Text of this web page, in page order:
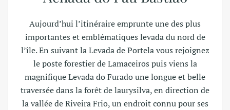
Aujourd’hui l’itinéraire emprunte une des plus
importantes et emblématiques levada du nord de
l’île. En suivant la Levada de Portela vous rejoignez
le poste forestier de Lamaceiros puis viens la
magnifique Levada do Furado une longue et belle
traversée dans la forêt de laurysilva, en direction de
la vallée de Riveira Frio, un endroit connu pour ses